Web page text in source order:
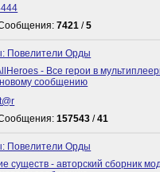
7421 /5
Повелители Орды
- Все герои в
157543 /41
Повелители Орды
существ - авторский сборник